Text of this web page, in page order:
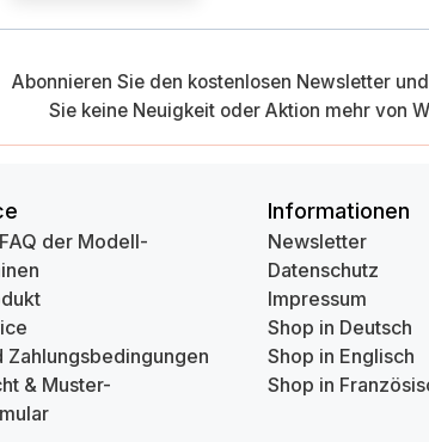
Abonnieren Sie den kostenlosen Newsletter
Sie keine Neuigkeit oder Aktion mehr von
der Modell-
Zahlungsbedingungen
& Muster-
Informationen
Newsletter
Datenschutz
Impressum
Shop in Deutsch
Shop in Englisch
Shop in